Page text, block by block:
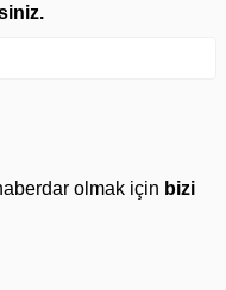
olmak için bizi